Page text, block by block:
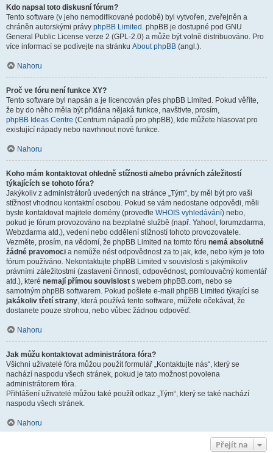
Kdo napsal toto diskusní fórum?
Tento software (v jeho nemodifikované podobě) byl vytvořen, zveřejněn a
chráněn autorskými právy phpBB Limited . phpBB je dostupné pod GNU
General Public License verze 2 (GPL-2.0) a může být volně distribuováno. Pro
více informací se podívejte na stránku About phpBB (angl.).
Nahoru
Proč ve fóru není funkce XY?
Tento software byl napsán a je licencován přes phpBB Limited. Pokud věříte,
že by do něho měla být přidána nějaká funkce, navštivte, prosím,
phpBB Ideas Centre (Centrum nápadů pro phpBB), kde můžete hlasovat pro
existující nápady nebo navrhnout nové funkce.
Nahoru
Koho mám kontaktovat ohledně stížnosti a/nebo právních záležitostí
týkajících se tohoto fóra?
Jakýkoliv z administrátorů uvedených na stránce „Tým“, by měl být pro vaši
stížnost vhodnou kontaktní osobou. Pokud se vám nedostane odpovědi, měli
byste kontaktovat majitele domény (proveďte WHOIS vyhledávání) nebo,
pokud je fórum provozováno na bezplatné službě (např. Yahoo!, forumzdarma,
Webzdarma atd.), vedení nebo oddělení stížností tohoto provozovatele.
Vezměte, prosím, na vědomí, že phpBB Limited na tomto fóru nemá absolutně
žádné pravomoci a nemůže nést odpovědnost za to jak, kde, nebo kým je toto
fórum používáno. Nekontaktujte phpBB Limited v souvislosti s jakýmikoliv
právními záležitostmi (zastavení činnosti, odpovědnost, pomlouvačný komentář
atd.), které nemají přímou souvislost s webem phpBB.com, nebo se
samotným phpBB softwarem. Pokud pošlete e-mail phpBB Limited týkající se
jakákoliv třetí strany, která používá tento software, můžete očekávat, že
dostanete pouze strohou, nebo vůbec žádnou odpověď.
Nahoru
Jak můžu kontaktovat administrátora fóra?
Všichni uživatelé fóra můžou použít formulář „Kontaktujte nás“, který se
nachází naspodu všech stránek, pokud je tato možnost povolena
administrátorem fóra.
Přihlášení uživatelé můžou také použít odkaz „Tým“, který se také nachází
naspodu všech stránek.
Nahoru
Přejít na